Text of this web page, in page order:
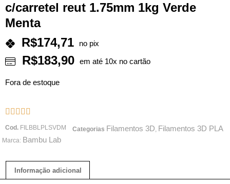
c/carretel reut 1.75mm 1kg Verde
Menta
    
Cod. FILBBLPLSVDM Categorias Filamentos 3D, Filamentos 3D PLA
Marca: Bambu Lab
R$174,71 no pix
R$183,90 em até 10x no cartão
Fora de estoque
Informação adicional